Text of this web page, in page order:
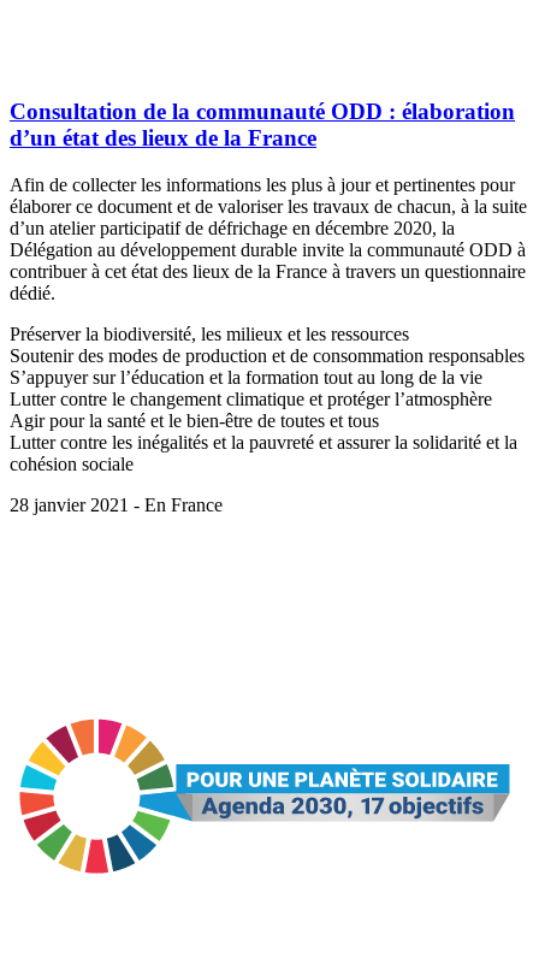
Consultation de la communauté ODD : élaboration
d’un état des lieux de la France
Afin de collecter les informations les plus à jour et pertinentes pour
élaborer ce document et de valoriser les travaux de chacun, à la suite
d’un atelier participatif de défrichage en décembre 2020, la
Délégation au développement durable invite la communauté ODD à
contribuer à cet état des lieux de la France à travers un questionnaire
dédié.
Préserver la biodiversité, les milieux et les ressources
Soutenir des modes de production et de consommation responsables
S’appuyer sur l’éducation et la formation tout au long de la vie
Lutter contre le changement climatique et protéger l’atmosphère
Agir pour la santé et le bien-être de toutes et tous
Lutter contre les inégalités et la pauvreté et assurer la solidarité et la
cohésion sociale
28 janvier 2021 - En France